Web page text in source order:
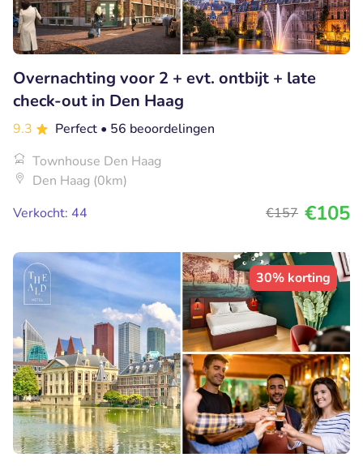
Overnachting voor 2 + evt. ontbijt + late
check-out in Den Haag
9.3 Perfect • 56 beoordelingen
Townhouse Den Haag
Den Haag (0km)
Verkocht: 44
€157 €105
30% korting